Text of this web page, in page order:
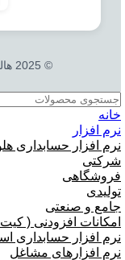
© 2025 هاله افزار - کلیه حقوق محفوظ است.
خانه
نرم افزار
نرم افزار حسابداری
شرکتی
فروشگاهی
تولیدی
جامع و صنعتی
امکانات افزودنی (
نرم افزار حسابداری
نرم افزارهای مشاغل